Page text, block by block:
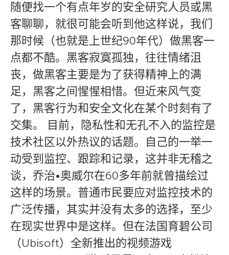
随便找一个有点年岁的安全研究人员或黑
客聊聊，就很可能会听到他这样说，我们
那时候（也就是上世纪90年代）做黑客一
点都不酷。黑客寂寞孤独，往往情绪沮
丧，做黑客主要是为了获得精神上的满
足，黑客之间惺惺相惜。但近来风气变
了，黑客行为和安全文化在某个时刻有了
交集。 目前，隐私性和无孔不入的监控是
技术社区以外热议的话题。自己的一举一
动受到监控、跟踪和记录，这并非无稽之
谈，乔治•奥威尔在60多年前就曾描绘过
这样的场景。普通市民要应对监控技术的
广泛传播，其实并没有太多的选择，至少
在现实世界中是这样。但在法国育碧公司
（Ubisoft）全新推出的视频游戏